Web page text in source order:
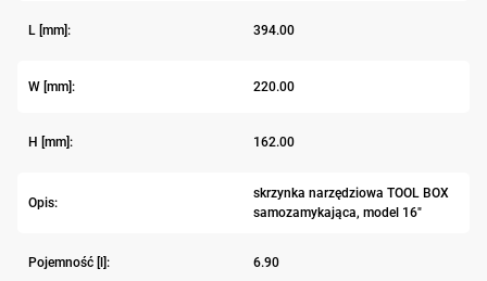
L [mm]: 394.00
W [mm]: 220.00
H [mm]: 162.00
Opis:
skrzynka narzędziowa TOOL BOX
samozamykająca, model 16"
Pojemność [l]: 6.90